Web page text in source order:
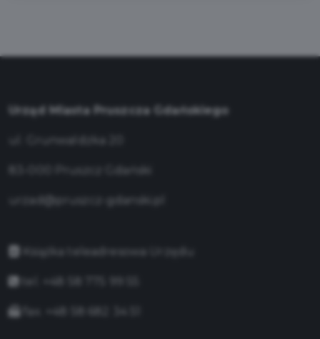
Urząd Miasta Pruszcza Gdańskiego
urzad@pruszcz-gdanski.pl
Książka teleadresowa Urzędu